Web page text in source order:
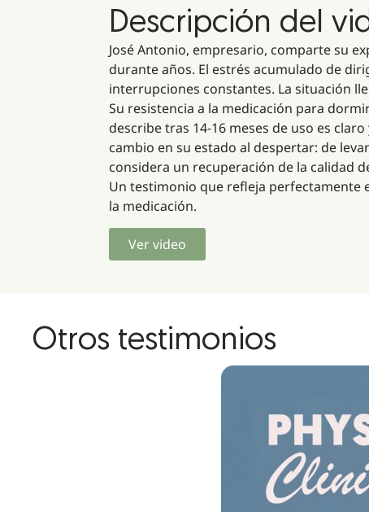
Descripción del
José Antonio, empresario, comparte su
durante años. El estrés acumulado de
interrupciones constantes. La situación
Su resistencia a la medicación para
describe tras 14-16 meses de uso es
cambio en su estado al despertar: de
considera un recuperación de la calidad
Un testimonio que refleja perfectamente
la medicación.
Ver video
Otros testimonios